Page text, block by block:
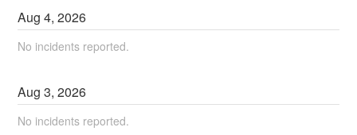
Aug4,2026
No incidents reported.
Aug3,2026
No incidents reported.